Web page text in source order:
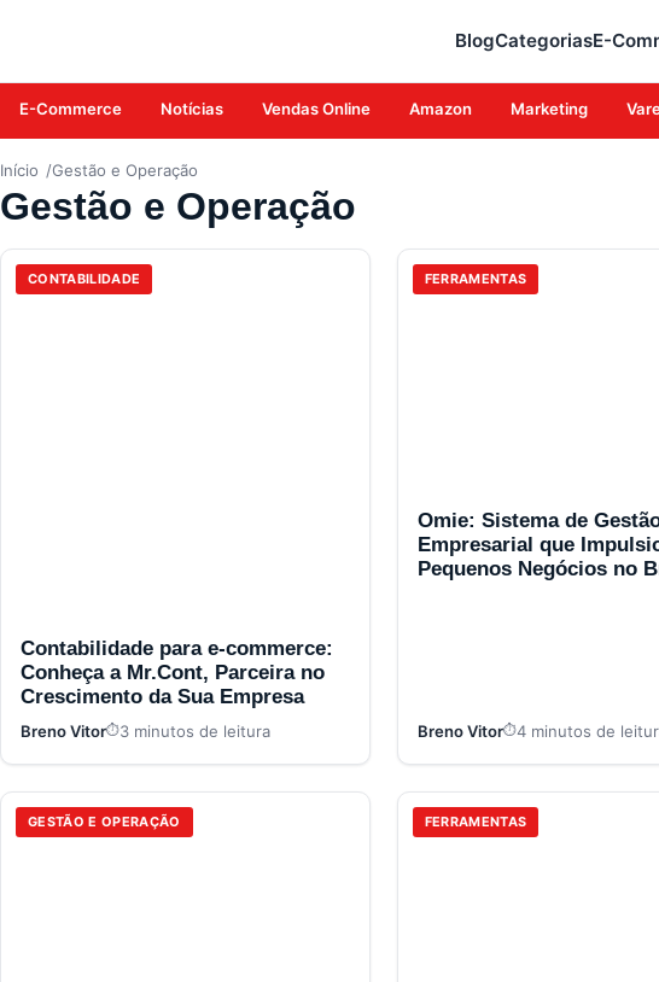
BlogCategoriasE-
E-Commerce Notícias Vendas Online Amazon Marketing
Início Gestão e Operação
Gestão e Operação
CONTABILIDADE
Contabilidade para e-commerce:
Conheça a Mr.Cont, Parceira no
Crescimento da Sua Empresa
Breno Vitor 3 minutos de leitura
FERRAMENTAS
Omie: Sistema de
Empresarial que
Pequenos Negócios no
Breno Vitor 4 minutos de
GESTÃO E OPERAÇÃO FERRAMENTAS